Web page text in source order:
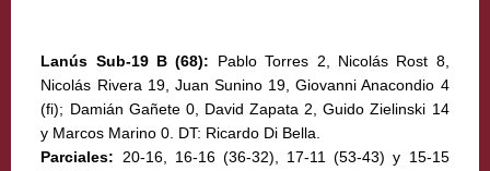
Lanús Sub-19 B (68): Pablo Torres 2, Nicolás Rost 8,
Nicolás Rivera 19, Juan Sunino 19, Giovanni Anacondio 4
(fi); Damián Gañete 0, David Zapata 2, Guido Zielinski 14
y Marcos Marino 0. DT: Ricardo Di Bella.
Parciales: 20-16, 16-16 (36-32), 17-11 (53-43) y 15-15